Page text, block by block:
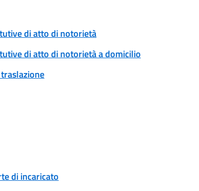
di atto di notorietà
di atto di notorietà a domicilio
di incaricato